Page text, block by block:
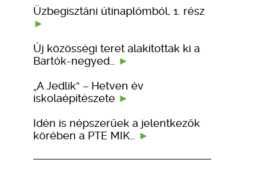
Üzbegisztáni útinaplómból, 1. rész
Új közösségi teret alakítottak ki a
Bartók-negyed…
„A Jedlik” – Hetven év
iskolaépítészete
Idén is népszerűek a jelentkezők
körében a PTE MIK…